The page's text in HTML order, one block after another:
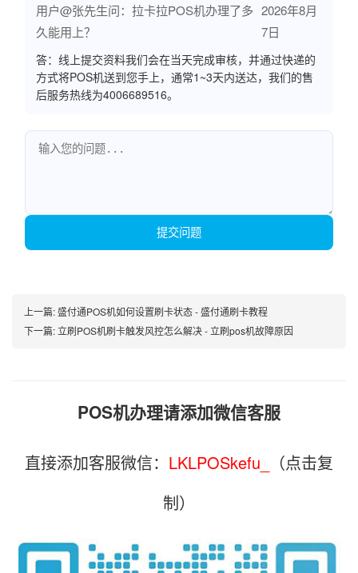
用户@张先生问：拉卡拉POS机办理了多
久能用上？
2026年8月
7日
答：线上提交资料我们会在当天完成审核，并通过快递的
方式将POS机送到您手上，通常1~3天内送达，我们的售
后服务热线为4006689516。
提交问题
上一篇:盛付通POS机如何设置刷卡状态 - 盛付通刷卡教程
下一篇: 立刷POS机刷卡触发风控怎么解决 - 立刷pos机故障原因
POS机办理请添加微信客服
直接添加客服微信： LKLPOSkefu_
（点击复
制）